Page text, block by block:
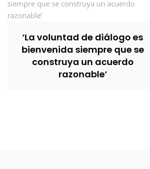
‘La voluntad de diálogo es
bienvenida siempre que se
construya un acuerdo
razonable’